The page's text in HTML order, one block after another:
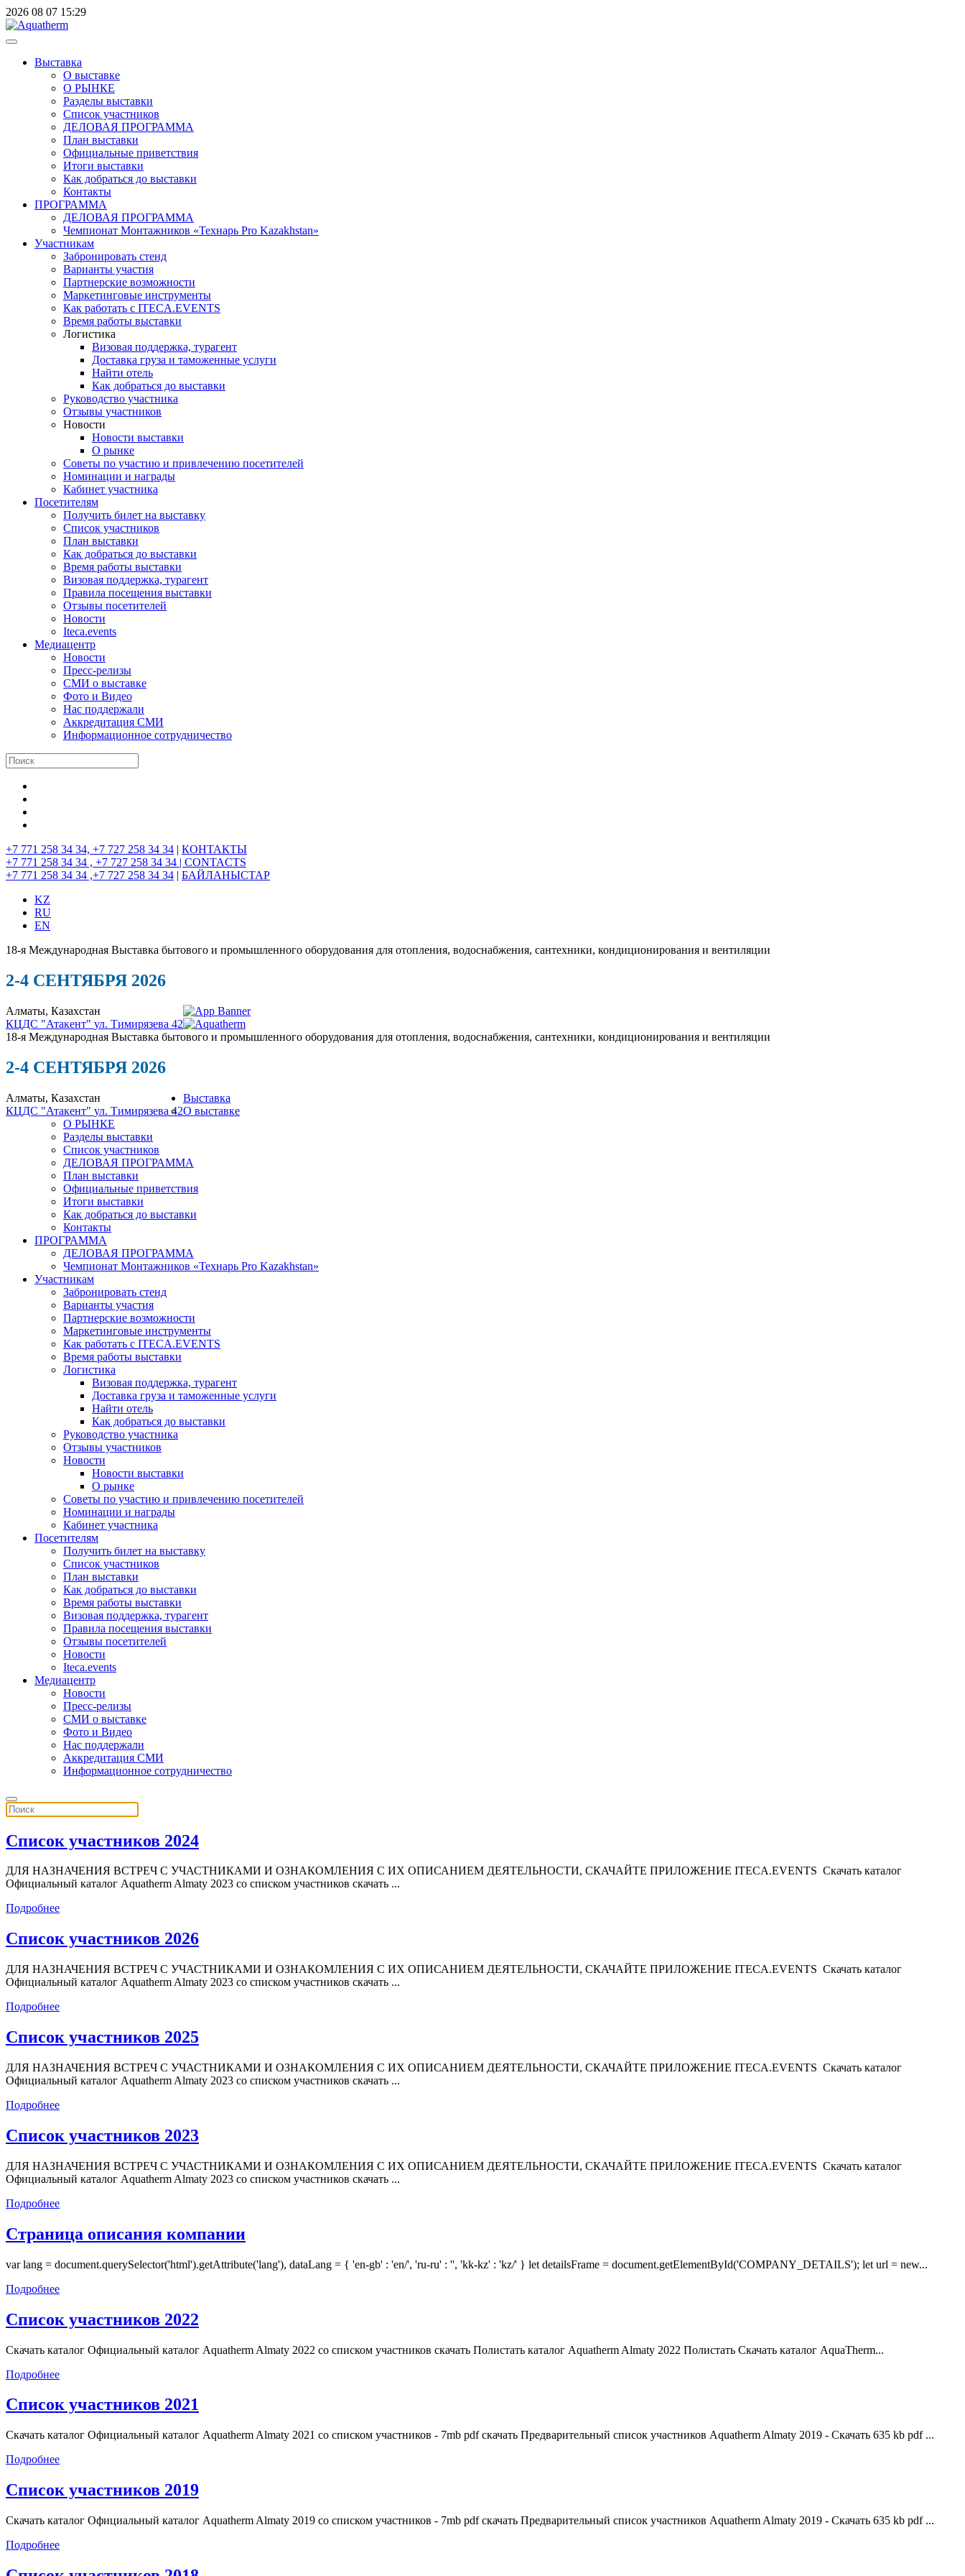
2026 08 07 15:29
Выставка
О выставке
О РЫНКЕ
Разделы выставки
Список участников
ДЕЛОВАЯ ПРОГРАММА
План выставки
Официальные приветствия
Итоги выставки
Как добраться до выставки
Контакты
ПРОГРАММА
ДЕЛОВАЯ ПРОГРАММА
Чемпионат Монтажников «Технарь Pro Kazakhstan»
Участникам
Забронировать стенд
Варианты участия
Партнерские возможности
Маркетинговые инструменты
Как работать с ITECA.EVENTS
Время работы выставки
Логистика
Визовая поддержка, турагент
Доставка груза и таможенные услуги
Найти отель
Как добраться до выставки
Руководство участника
Отзывы участников
Новости
Новости выставки
О рынке
Советы по участию и привлечению посетителей
Номинации и награды
Кабинет участника
Посетителям
Получить билет на выставку
Список участников
План выставки
Как добраться до выставки
Время работы выставки
Визовая поддержка, турагент
Правила посещения выставки
Отзывы посетителей
Новости
Iteca.events
Медиацентр
Новости
Пресс-релизы
СМИ о выставке
Фото и Видео
Нас поддержали
Аккредитация СМИ
Информационное сотрудничество
+7 771 258 34 34, +7 727 258 34 34 | КОНТАКТЫ
+7 771 258 34 34 , +7 727 258 34 34 | CONTACTS
+7 771 258 34 34 ,+7 727 258 34 34 | БАЙЛАНЫСТАР
KZ
RU
EN
18-я Международная Выставка бытового и промышленного оборудования для отопления, водоснабжения, сантехники, кондиционирования и вентиляции
2-4 СЕНТЯБРЯ 2026
Алматы, Казахстан
КЦДС "Атакент" ул. Тимирязева 42
18-я Международная Выставка бытового и промышленного оборудования для отопления, водоснабжения, сантехники, кондиционирования и вентиляции
2-4 СЕНТЯБРЯ 2026
Алматы, Казахстан
КЦДС "Атакент" ул. Тимирязева 42
Выставка
О выставке
О РЫНКЕ
Разделы выставки
Список участников
ДЕЛОВАЯ ПРОГРАММА
План выставки
Официальные приветствия
Итоги выставки
Как добраться до выставки
Контакты
ПРОГРАММА
ДЕЛОВАЯ ПРОГРАММА
Чемпионат Монтажников «Технарь Pro Kazakhstan»
Участникам
Забронировать стенд
Варианты участия
Партнерские возможности
Маркетинговые инструменты
Как работать с ITECA.EVENTS
Время работы выставки
Логистика
Визовая поддержка, турагент
Доставка груза и таможенные услуги
Найти отель
Как добраться до выставки
Руководство участника
Отзывы участников
Новости
Новости выставки
О рынке
Советы по участию и привлечению посетителей
Номинации и награды
Кабинет участника
Посетителям
Получить билет на выставку
Список участников
План выставки
Как добраться до выставки
Время работы выставки
Визовая поддержка, турагент
Правила посещения выставки
Отзывы посетителей
Новости
Iteca.events
Медиацентр
Новости
Пресс-релизы
СМИ о выставке
Фото и Видео
Нас поддержали
Аккредитация СМИ
Информационное сотрудничество
Список участников 2024
ДЛЯ НАЗНАЧЕНИЯ ВСТРЕЧ С УЧАСТНИКАМИ И ОЗНАКОМЛЕНИЯ С ИХ ОПИСАНИЕМ ДЕЯТЕЛЬНОСТИ, СКАЧАЙТЕ ПРИЛОЖЕНИЕ ITECA.EVENTS Скачать каталог
Официальный каталог Aquatherm Almaty 2023 со списком участников скачать ...
Подробнее
Список участников 2026
ДЛЯ НАЗНАЧЕНИЯ ВСТРЕЧ С УЧАСТНИКАМИ И ОЗНАКОМЛЕНИЯ С ИХ ОПИСАНИЕМ ДЕЯТЕЛЬНОСТИ, СКАЧАЙТЕ ПРИЛОЖЕНИЕ ITECA.EVENTS Скачать каталог
Официальный каталог Aquatherm Almaty 2023 со списком участников скачать ...
Подробнее
Список участников 2025
ДЛЯ НАЗНАЧЕНИЯ ВСТРЕЧ С УЧАСТНИКАМИ И ОЗНАКОМЛЕНИЯ С ИХ ОПИСАНИЕМ ДЕЯТЕЛЬНОСТИ, СКАЧАЙТЕ ПРИЛОЖЕНИЕ ITECA.EVENTS Скачать каталог
Официальный каталог Aquatherm Almaty 2023 со списком участников скачать ...
Подробнее
Список участников 2023
ДЛЯ НАЗНАЧЕНИЯ ВСТРЕЧ С УЧАСТНИКАМИ И ОЗНАКОМЛЕНИЯ С ИХ ОПИСАНИЕМ ДЕЯТЕЛЬНОСТИ, СКАЧАЙТЕ ПРИЛОЖЕНИЕ ITECA.EVENTS Скачать каталог
Официальный каталог Aquatherm Almaty 2023 со списком участников скачать ...
Подробнее
Страница описания компании
var lang = document.querySelector('html').getAttribute('lang'), dataLang = { 'en-gb' : 'en/', 'ru-ru' : '', 'kk-kz' : 'kz/' } let detailsFrame = document.getElementById('COMPANY_DETAILS'); let url = new...
Подробнее
Список участников 2022
Скачать каталог Официальный каталог Aquatherm Almaty 2022 со списком участников скачать Полистать каталог Aquatherm Almaty 2022 Полистать Скачать каталог AquaTherm...
Подробнее
Список участников 2021
Скачать каталог Официальный каталог Aquatherm Almaty 2021 со списком участников - 7mb pdf скачать Предварительный список участников Aquatherm Almaty 2019 - Скачать 635 kb pdf ...
Подробнее
Список участников 2019
Скачать каталог Официальный каталог Aquatherm Almaty 2019 со списком участников - 7mb pdf скачать Предварительный список участников Aquatherm Almaty 2019 - Скачать 635 kb pdf ...
Подробнее